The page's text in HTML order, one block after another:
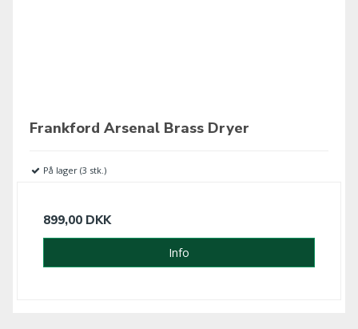
Frankford Arsenal Brass Dryer
På lager (3 stk.)
899,00 DKK
Info